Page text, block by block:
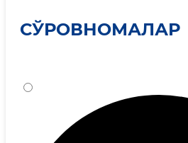
СЎРОВНОМАЛАР